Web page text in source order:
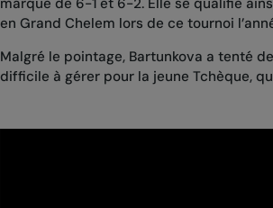
en Grand Chelem lors de ce tournoi
Malgré le pointage, Bartunkova a tenté
difficile à gérer pour la jeune Tchèque,